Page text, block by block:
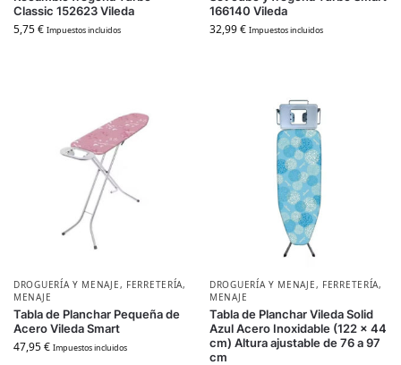
Classic 152623 Vileda
5,75€ Impuestos incluidos
166140 Vileda
32,99€ Impuestos incluidos
DROGUERÍA Y MENAJE, FERRETERÍA,
MENAJE
Tabla de Planchar Pequeña de
Acero Vileda Smart
47,95€ Impuestos incluidos
DROGUERÍA Y MENAJE, FERRETERÍA,
MENAJE
Tabla de Planchar Vileda Solid
Azul Acero Inoxidable (122 x 44
cm) Altura ajustable de 76 a 97
cm